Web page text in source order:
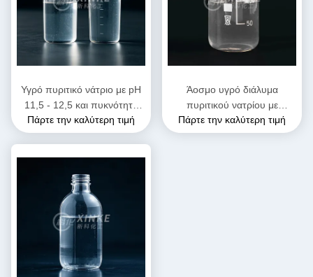
Υγρό πυριτικό νάτριο με pH
11,5 - 12,5 και πυκνότητα
1,38 G/cm3 για βιομηχανικές
εφαρμογές
Πάρτε την καλύτερη τιμή
Άοσμο υγρό διάλυμα
πυριτικού νατρίου με
πυκνότητα 1,38 g/cm3 και
pH 11,5 - 12,5 για
Πάρτε την καλύτερη τιμή